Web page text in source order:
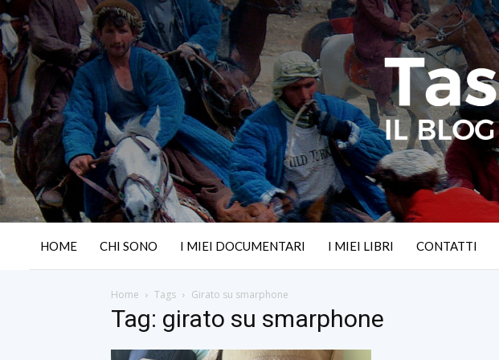
HOME CHI SONO I MIEI DOCUMENTARI I MIEI LIBRI CONTATTI
Home Tags Girato su smarphone
Tag: girato su smarphone